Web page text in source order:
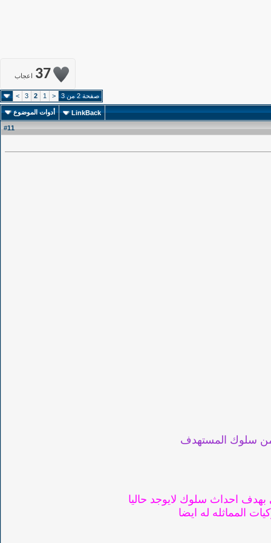
37 اعجاب
صفحة 2 من 3 <
1
2
3
>
LinkBack أدوات الموضوع
#
11
من سلوك المستهدف
بهدف احداث سلوك لايوجد حاليا
المماثله له ايضا